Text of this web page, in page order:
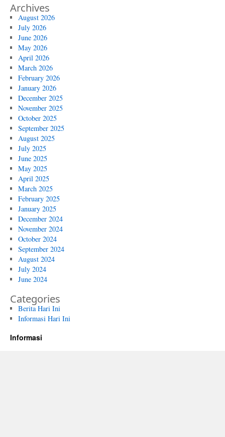
Archives
August 2026
July 2026
June 2026
May 2026
April 2026
March 2026
February 2026
January 2026
December 2025
November 2025
October 2025
September 2025
August 2025
July 2025
June 2025
May 2025
April 2025
March 2025
February 2025
January 2025
December 2024
November 2024
October 2024
September 2024
August 2024
July 2024
June 2024
Categories
Berita Hari Ini
Informasi Hari Ini
Informasi